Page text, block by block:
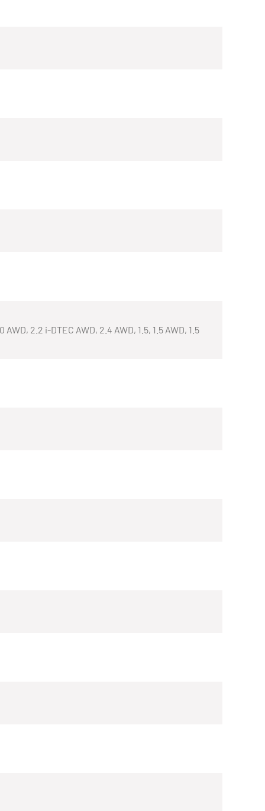
2.2 i-DTEC AWD, 2.4 AWD, 1.5, 1.5 AWD, 1.5